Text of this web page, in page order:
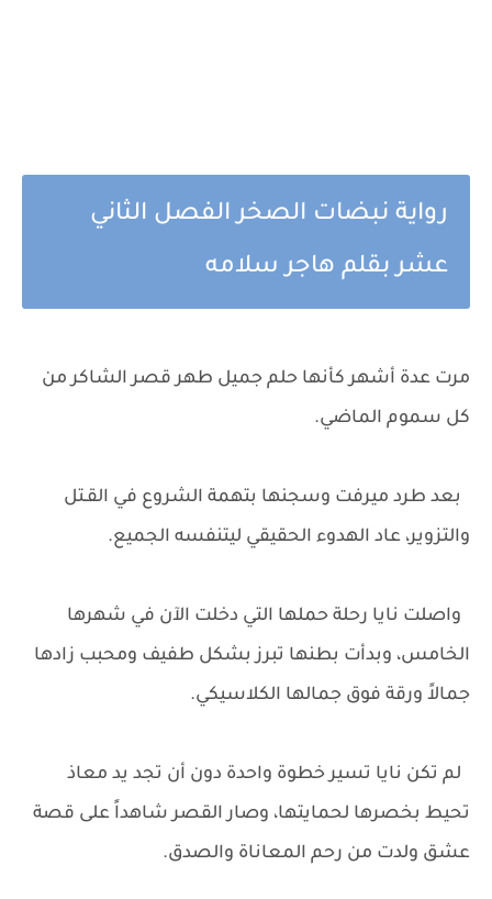
رواية نبضات الصخر الفصل الثاني
عشر بقلم هاجر سلامه
مرت عدة أشهر كأنها حلم جميل طهر قصر الشاكر من
كل سموم الماضي.
بعد طرد ميرفت وسجنها بتهمة الشروع في القـتل
والتزوير، عاد الهدوء الحقيقي ليتنفسه الجميع.
واصلت نايا رحلة حملها التي دخلت الآن في شهرها
الخامس، وبدأت بطنها تبرز بشكل طفيف ومحبب زادها
جمالاً ورقة فوق جمالها الكلاسيكي.
لم تكن نايا تسير خطوة واحدة دون أن تجد يد معاذ
تحيط بخصرها لحمايتها، وصار القصر شاهداً على قصة
عشق ولدت من رحم المعاناة والصدق.